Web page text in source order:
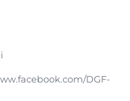
DGF-